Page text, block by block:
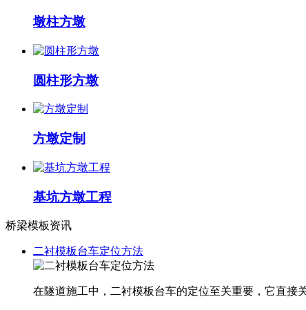
墩柱方墩
圆柱形方墩
方墩定制
基坑方墩工程
桥梁模板资讯
二衬模板台车定位方法
在隧道施工中，二衬模板台车的定位至关重要，它直接